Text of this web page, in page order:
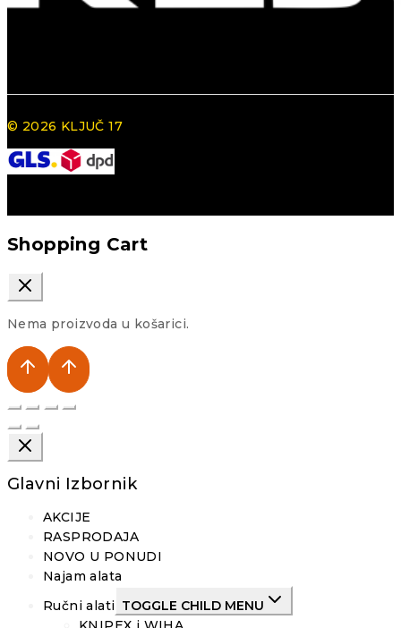
© 2026 KLJUČ 17
Shopping Cart
Nema proizvoda u košarici.
Glavni Izbornik
AKCIJE
RASPRODAJA
NOVO U PONUDI
Najam alata
Ručni alati TOGGLE CHILD MENU